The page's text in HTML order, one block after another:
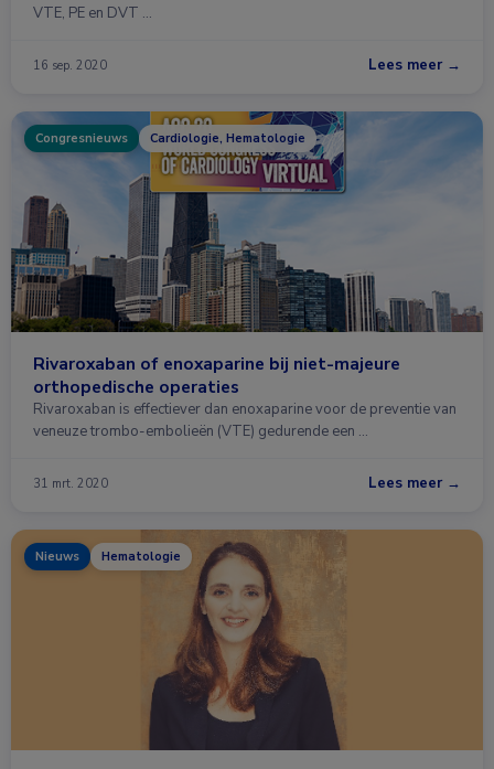
VTE, PE en DVT …
16 sep. 2020 Lees meer →
Congresnieuws Cardiologie, Hematologie
Rivaroxaban of enoxaparine bij niet-majeure
orthopedische operaties
Rivaroxaban is effectiever dan enoxaparine voor de preventie van
veneuze trombo-embolieën (VTE) gedurende een …
31 mrt. 2020 Lees meer →
Nieuws Hematologie